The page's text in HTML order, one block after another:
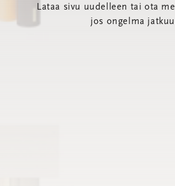
Lataa sivu uudelleen tai ota
jos ongelma